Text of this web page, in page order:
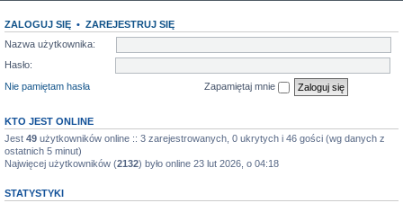
ZALOGUJ SIĘ • ZAREJESTRUJ SIĘ
Nazwa użytkownika:
Hasło:
Nie pamiętam hasła
Zapamiętaj mnie
KTO JEST ONLINE
Jest 49 użytkowników online :: 3 zarejestrowanych, 0 ukrytych i 46 gości (wg danych z
ostatnich 5 minut)
Najwięcej użytkowników (2132) było online 23 lut 2026, o 04:18
STATYSTYKI